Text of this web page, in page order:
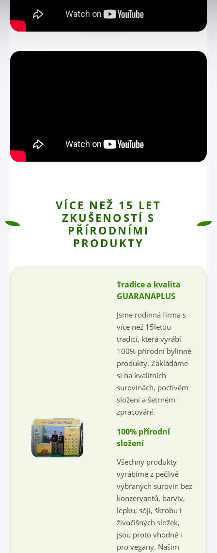
VÍCE NEŽ 15 LET
ZKUŠENOSTÍ S
PŘÍRODNÍMI
PRODUKTY
Tradice a kvalita
GUARANAPLUS
Jsme rodinná firma s
více než 15letou
tradicí, která vyrábí
100% přírodní bylinné
produkty. Zakládáme
si na kvalitních
surovinách, poctivém
složení a šetrném
zpracování.
100% přírodní
složení
Všechny produkty
vyrábíme z pečlivě
vybraných surovin bez
konzervantů, barviv,
lepku, sóji, škrobu i
živočišných složek,
jsou proto vhodné i
pro vegany. Našim